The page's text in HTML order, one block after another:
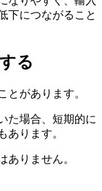
下につながること
る
とがあります。
た場合、短期的に
あります。
ありません。